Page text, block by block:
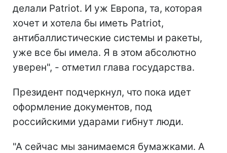
делали Patriot. И уж Европа, та, которая
хочет и хотела бы иметь Patriot,
антибаллистические системы и ракеты,
уже все бы имела. Я в этом абсолютно
уверен", - отметил глава государства.
Президент подчеркнул, что пока идет
оформление документов, под
российскими ударами гибнут люди.
"А сейчас мы занимаемся бумажками. А